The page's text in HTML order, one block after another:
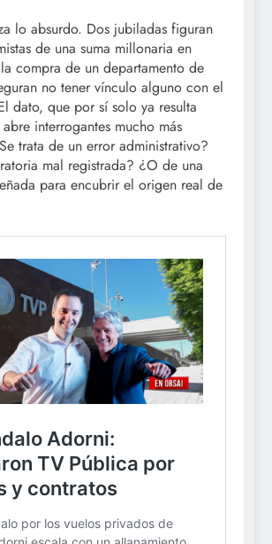
lo absurdo. Dos jubiladas figuran
de una suma millonaria en
compra de un departamento de
no tener vínculo alguno con el
dato, que por sí solo ya resulta
interrogantes mucho más
trata de un error administrativo?
mal registrada? ¿O de una
para encubrir el origen real de